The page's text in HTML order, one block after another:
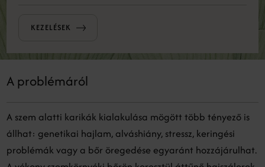
KEZELÉSEK
A problémáról
A szem alatti karikák kialakulása mögött több tényező is
állhat: genetikai hajlam, alváshiány, stressz, keringési
problémák vagy a bőr öregedése egyaránt hozzájárulhat.